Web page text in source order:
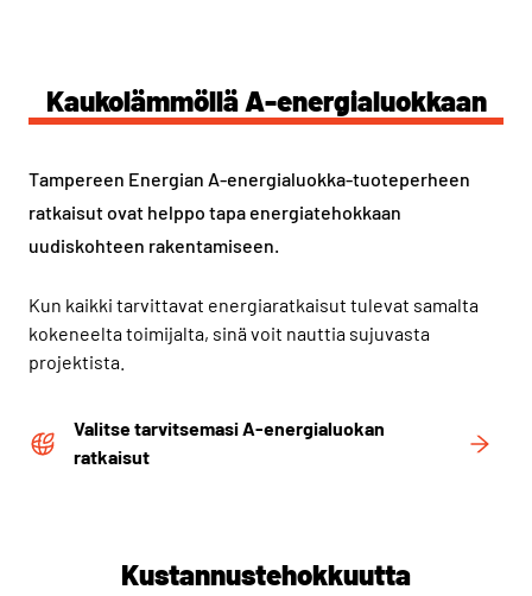
Kaukolämmöllä A-energialuokkaan
Tampereen Energian A-energialuokka-tuoteperheen
ratkaisut ovat helppo tapa energiatehokkaan
uudiskohteen rakentamiseen.
Kun kaikki tarvittavat energiaratkaisut tulevat samalta
kokeneelta toimijalta, sinä voit nauttia sujuvasta
projektista.
Valitse tarvitsemasi A-energialuokan
ratkaisut
Kustannustehokkuutta